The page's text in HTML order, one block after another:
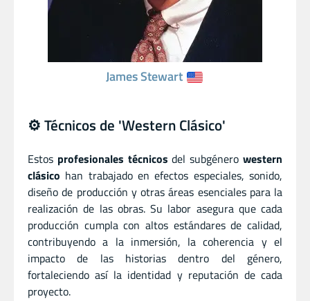
James Stewart
⚙️ Técnicos de 'Western Clásico'
Estos profesionales técnicos del subgénerowestern
clásico han trabajado en efectos especiales, sonido,
diseño de producción y otras áreas esenciales para la
realización de las obras. Su labor asegura que cada
producción cumpla con altos estándares de calidad,
contribuyendo a la inmersión, la coherencia y el
impacto de las historias dentro del género,
fortaleciendo así la identidad y reputación de cada
proyecto.